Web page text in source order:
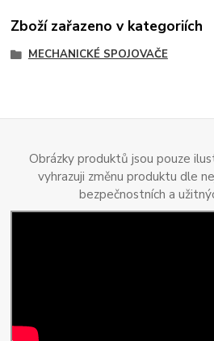
Zboží zařazeno v kategoriích
MECHANICKÉ SPOJOVAČE
Obrázky produktů jsou pouze
vyhrazuji změnu produktu dle
bezpečnostních a